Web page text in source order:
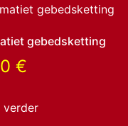
gebedsketting
€
verder